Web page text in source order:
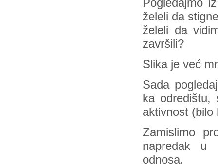
Pogledajmo
želeli da
želeli da
završili?
Slika je već
Sada
ka odredištu,
aktivnost (bilo
Zamislimo
napredak u
odnosa.